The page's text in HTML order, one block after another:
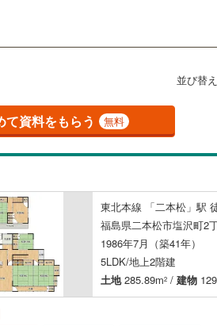
並び替え
て資料をもらう 無料
東北本線 「二本松」駅
福島県二本松市塩沢町2
1986年7月（築41年）
5LDK/地上2階建
土地285.89m2 / 建物
島根 岡山
佐賀 長崎
この条件で検索す
郡只見町(0) 南
耶
会津坂下町(0)
三島町(0)
西
郡中島村(0) 西
郡矢祭町
東白
郡石川町( 石
郡浅川町(0 石川
小野町
この条件で検索す
こ
この条件で検索す
こ
室全体
バ
向け（0）
スルーム（納戸）（0）
りの駅が始発駅 0） 海ま
き、建ち方、日当たり
6m以上（2 角地
こ
保存した条